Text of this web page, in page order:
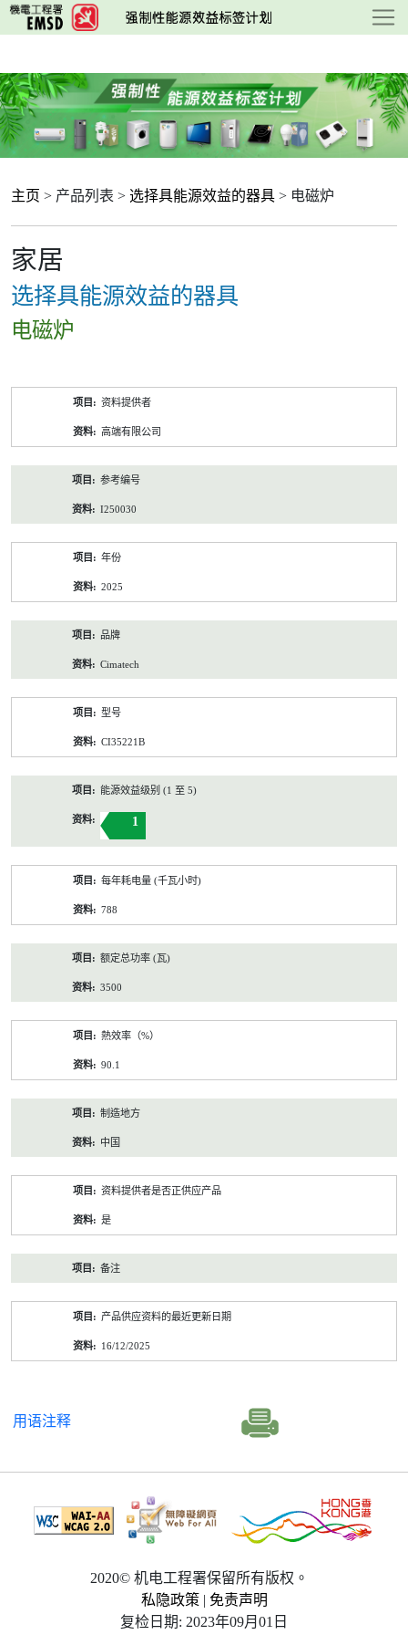
跳
至
要
内
容
主页 > 产品列表 > 选择具能源效益的器具 > 电磁炉
家居
选择具能源效益的器具
电磁炉
资料提供者
高端有限公司
参考编号
I250030
年份
2025
品牌
Cimatech
型号
CI35221B
能源效益级别 (1 至 5)
1
每年耗电量 (千瓦小时)
788
额定总功率 (瓦)
3500
熱效率（%）
90.1
制造地方
中国
资料提供者是否正供应产品
是
备注
产品供应资料的最近更新日期
16/12/2025
用语注释
2020© 机电工程署保留所有版权。
私隐政策 | 免责声明
复检日期: 2023年09月01日